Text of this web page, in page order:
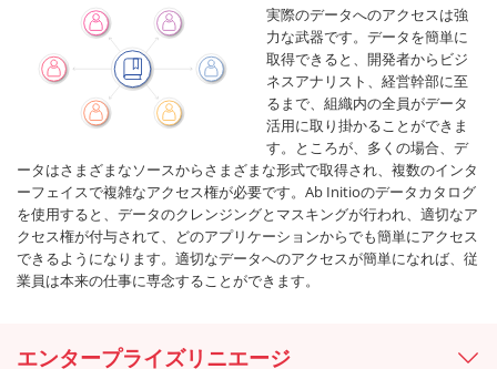
実際のデータへのアクセスは強
力な武器です。データを簡単に
取得できると、開発者からビジ
ネスアナリスト、経営幹部に至
るまで、組織内の全員がデータ
活用に取り掛かることができま
す。ところが、多くの場合、デ
ータはさまざまなソースからさまざまな形式で取得され、複数のインタ
ーフェイスで複雑なアクセス権が必要です。Ab Initioのデータカタログ
を使用すると、データのクレンジングとマスキングが行われ、適切なア
クセス権が付与されて、どのアプリケーションからでも簡単にアクセス
できるようになります。適切なデータへのアクセスが簡単になれば、従
業員は本来の仕事に専念することができます。
エンタープライズリニエージ